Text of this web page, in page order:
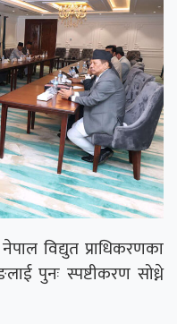
विद्युत प्राधिकरणका
पुनः स्पष्टीकरण सोध्ने